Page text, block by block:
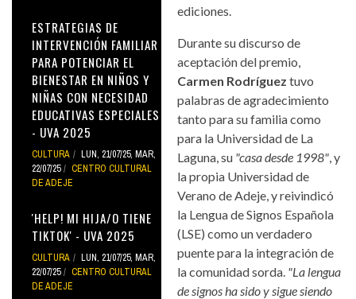
ESTRATEGIAS DE
INTERVENCIÓN FAMILIAR
PARA POTENCIAR EL
BIENESTAR EN NIÑOS Y
NIÑAS CON NECESIDAD
EDUCATIVAS ESPECIALES
- UVA 2025
CULTURA LUN, 21/07/25, MAR,
22/07/25
CENTRO CULTURAL
DE ADEJE
'HELP! MI HIJA/O TIENE
TIKTOK' - UVA 2025
CULTURA LUN, 21/07/25, MAR,
22/07/25
CENTRO CULTURAL
DE ADEJE
ediciones.
Durante su discurso de
aceptación del premio,
Carmen Rodrígueztuvo
palabras de agradecimiento
tanto para su familia como
para la Universidad de La
Laguna, su "casa desde 1998", y
la propia Universidad de
Verano de Adeje, y reivindicó
la Lengua de Signos Española
(LSE) como un verdadero
puente para la integración de
la comunidad sorda. "La lengua
de signos ha sido y sigue siendo